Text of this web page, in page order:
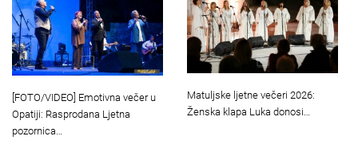
[FOTO/VIDEO] Emotivna večer u
Opatiji: Rasprodana Ljetna
pozornica…
Matuljske ljetne večeri 2026:
Ženska klapa Luka donosi…